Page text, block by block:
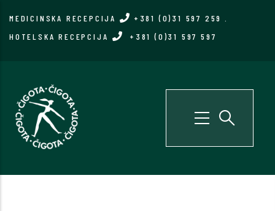
MEDICINSKA RECEPCIJA +381 (0)31 597 259
HOTELSKA RECEPCIJA
+381 (0)31 597 597